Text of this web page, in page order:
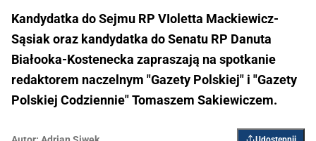
Kandydatka do Sejmu RP VIoletta Mackiewicz-
Sąsiak oraz kandydatka do Senatu RP Danuta
Białooka-Kostenecka zapraszają na spotkanie
redaktorem naczelnym "Gazety Polskiej" i "Gazety
Polskiej Codziennie" Tomaszem Sakiewiczem.